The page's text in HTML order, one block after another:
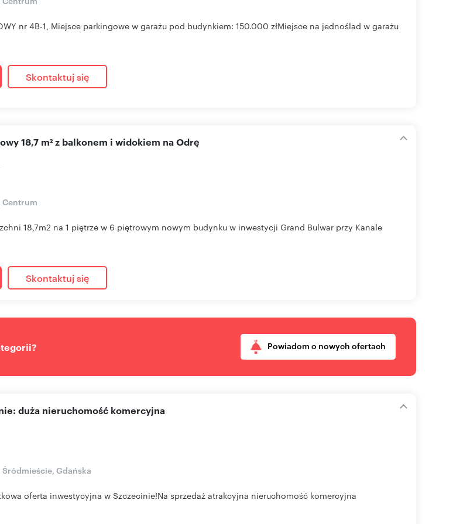
nr 4B-1, Miejsce parkingowe w garażu pod budynkiem: 150.000 złMiejsce na jednoślad w garażu
Skontaktuj się
18,7 m² z balkonem i widokiem na Odrę
Centrum
18,7m2 na 1 piętrze w 6 piętrowym nowym budynku w inwestycji Grand Bulwar przy Kanale
Skontaktuj się
Powiadom o nowych ofertach
duża nieruchomość komercyjna
Gdańska
oferta inwestycyjna w Szczecinie!Na sprzedaż atrakcyjna nieruchomość komercyjna